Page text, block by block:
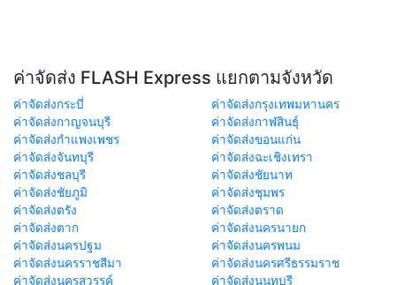
ค่าจัดส่ง FLASH Express แยกตามจังหวัด
ค่าจัดส่งกระบี่
ค่าจัดส่งกรุงเทพมหานคร
ค่าจัดส่งกาญจนบุรี
ค่าจัดส่งกาฬสินธุ์
ค่าจัดส่งกำแพงเพชร
ค่าจัดส่งขอนแก่น
ค่าจัดส่งจันทบุรี
ค่าจัดส่งฉะเชิงเทรา
ค่าจัดส่งชลบุรี
ค่าจัดส่งชัยนาท
ค่าจัดส่งชัยภูมิ
ค่าจัดส่งชุมพร
ค่าจัดส่งตรัง
ค่าจัดส่งตราด
ค่าจัดส่งตาก
ค่าจัดส่งนครนายก
ค่าจัดส่งนครปฐม
ค่าจัดส่งนครพนม
ค่าจัดส่งนครราชสีมา
ค่าจัดส่งนครศรีธรรมราช
ค่าจัดส่งนครสวรรค์
ค่าจัดส่งนนทบุรี